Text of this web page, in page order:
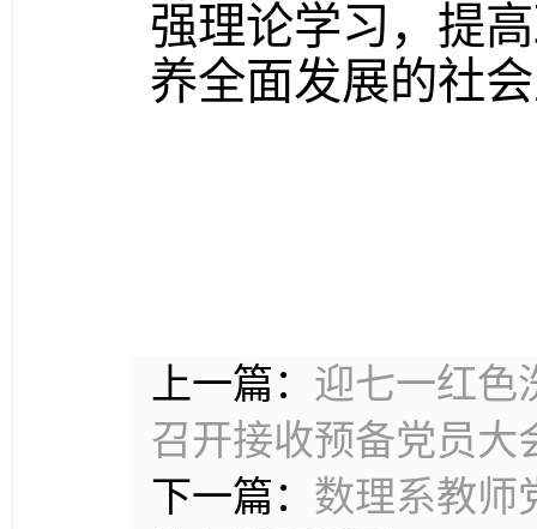
强理论学习，提
养全面发展的社
上一篇： 迎七一红
召开接收预备党员大
下一篇： 数理系教师